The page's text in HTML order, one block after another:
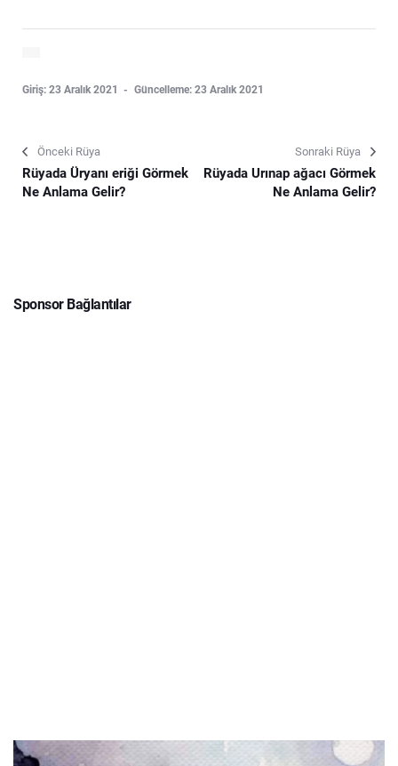
Giriş: 23 Aralık 2021 Güncelleme: 23 Aralık 2021
Önceki Rüya
Rüyada Üryanı eriği Görmek
Ne Anlama Gelir?
Sonraki Rüya
Rüyada Urınap ağacı Görmek
Ne Anlama Gelir?
Sponsor Bağlantılar